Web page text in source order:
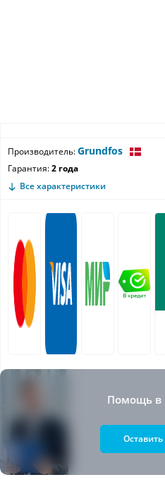
Производитель:Grundfos
Гарантия:2 года
Все характеристики
Помощь в
Оставить